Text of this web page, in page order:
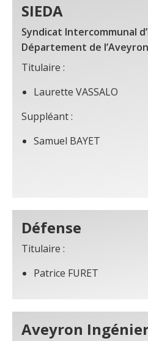
SIEDA
Syndicat Intercommunal
Département de l’Aveyron
Titulaire :
Laurette VASSALO
Suppléant :
Samuel BAYET
Défense
Titulaire :
Patrice FURET
Aveyron